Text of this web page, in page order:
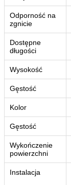
Odporność na
zgnicie
Dostępne
długości
Wysokość
Gęstość
Kolor
Gęstość
Wykończenie
powierzchni
Instalacja